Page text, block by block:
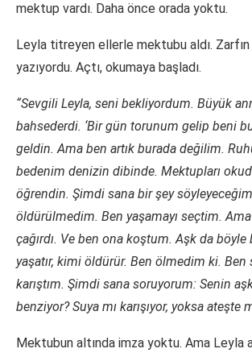
mektup vardı. Daha önce orada yoktu.
Leyla titreyen ellerle mektubu aldı. Zarfın
yazıyordu. Açtı, okumaya başladı.
“Sevgili Leyla, seni bekliyordum. Büyük
bahsederdi. ‘Bir gün torunum gelip beni
geldin. Ama ben artık burada değilim.
bedenim denizin dibinde. Mektupları
öğrendin. Şimdi sana bir şey
öldürülmedim. Ben yaşamayı seçtim.
çağırdı. Ve ben ona koştum. Aşk da
yaşatır, kimi öldürür. Ben ölmedim ki. Ben
karıştım. Şimdi sana soruyorum: Senin
benziyor? Suya mı karışıyor, yoksa ateşte
Mektubun altında imza yoktu. Ama Leyla